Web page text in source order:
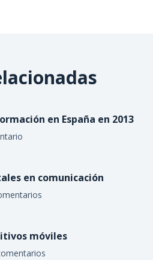
en España en 2013
en comunicación
móviles